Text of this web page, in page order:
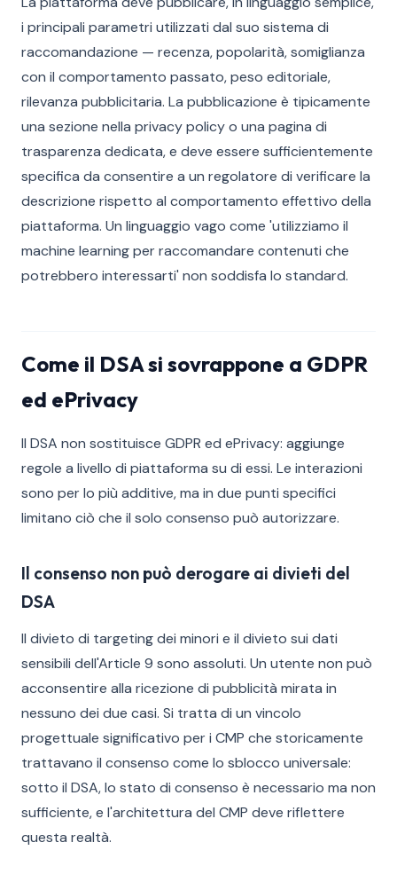
i principali parametri utilizzati dal suo sistema di
raccomandazione — recenza, popolarità, somiglianza
con il comportamento passato, peso editoriale,
rilevanza pubblicitaria. La pubblicazione è tipicamente
una sezione nella privacy policy o una pagina di
trasparenza dedicata, e deve essere sufficientemente
specifica da consentire a un regolatore di verificare la
descrizione rispetto al comportamento effettivo della
piattaforma. Un linguaggio vago come 'utilizziamo il
machine learning per raccomandare contenuti che
potrebbero interessarti' non soddisfa lo standard.
Come il DSA si sovrappone a GDPR
ed ePrivacy
Il DSA non sostituisce GDPR ed ePrivacy: aggiunge
regole a livello di piattaforma su di essi. Le interazioni
sono per lo più additive, ma in due punti specifici
limitano ciò che il solo consenso può autorizzare.
Il consenso non può derogare ai divieti del
DSA
Il divieto di targeting dei minori e il divieto sui dati
sensibili dell'Article 9 sono assoluti. Un utente non può
acconsentire alla ricezione di pubblicità mirata in
nessuno dei due casi. Si tratta di un vincolo
progettuale significativo per i CMP che storicamente
trattavano il consenso come lo sblocco universale:
sotto il DSA, lo stato di consenso è necessario ma non
sufficiente, e l'architettura del CMP deve riflettere
questa realtà.